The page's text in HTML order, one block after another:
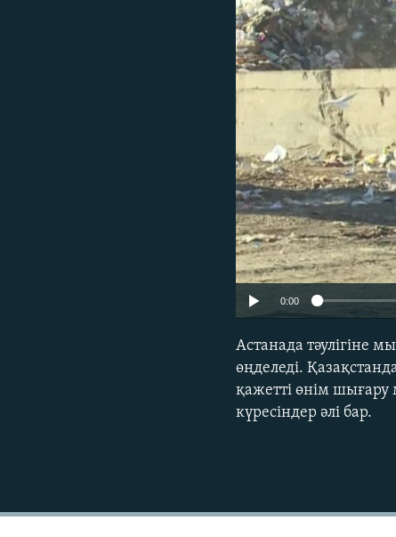
0:00
Астанада тәулігіне
өңделеді.
қажетті өнім шығару
күресіндер әлі бар.